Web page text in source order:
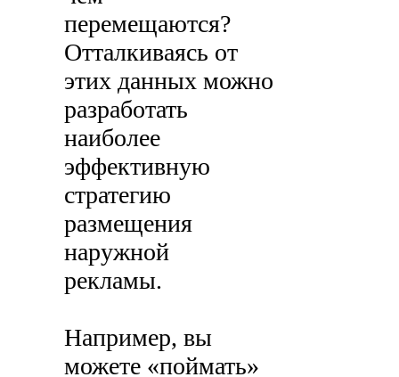
перемещаются?
Отталкиваясь от
этих данных можно
разработать
наиболее
эффективную
стратегию
размещения
наружной
рекламы.
Например, вы
можете «поймать»